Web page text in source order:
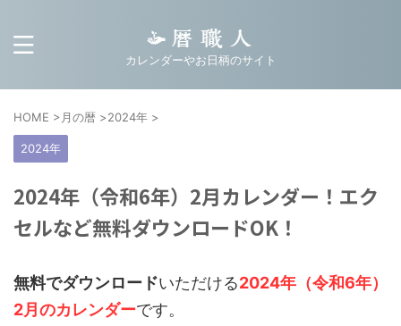
カレンダーやお日柄のサイト
HOME > 月の暦 >2024年 >
2024年
2024年（令和6年）2月カレンダー！エク
セルなど無料ダウンロードOK！
無料でダウンロードいただける2024年（令和6年）
2月のカレンダーです。